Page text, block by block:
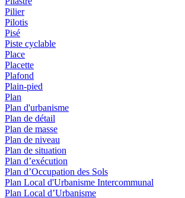
Pilier
Pilotis
Pisé
Piste cyclable
Place
Placette
Plafond
Plain-pied
Plan
Plan d'urbanisme
Plan de détail
Plan de masse
Plan de niveau
Plan de situation
Plan d’exécution
Plan d’Occupation des Sols
Plan Local d'Urbanisme Intercommunal
Plan Local d’Urbanisme